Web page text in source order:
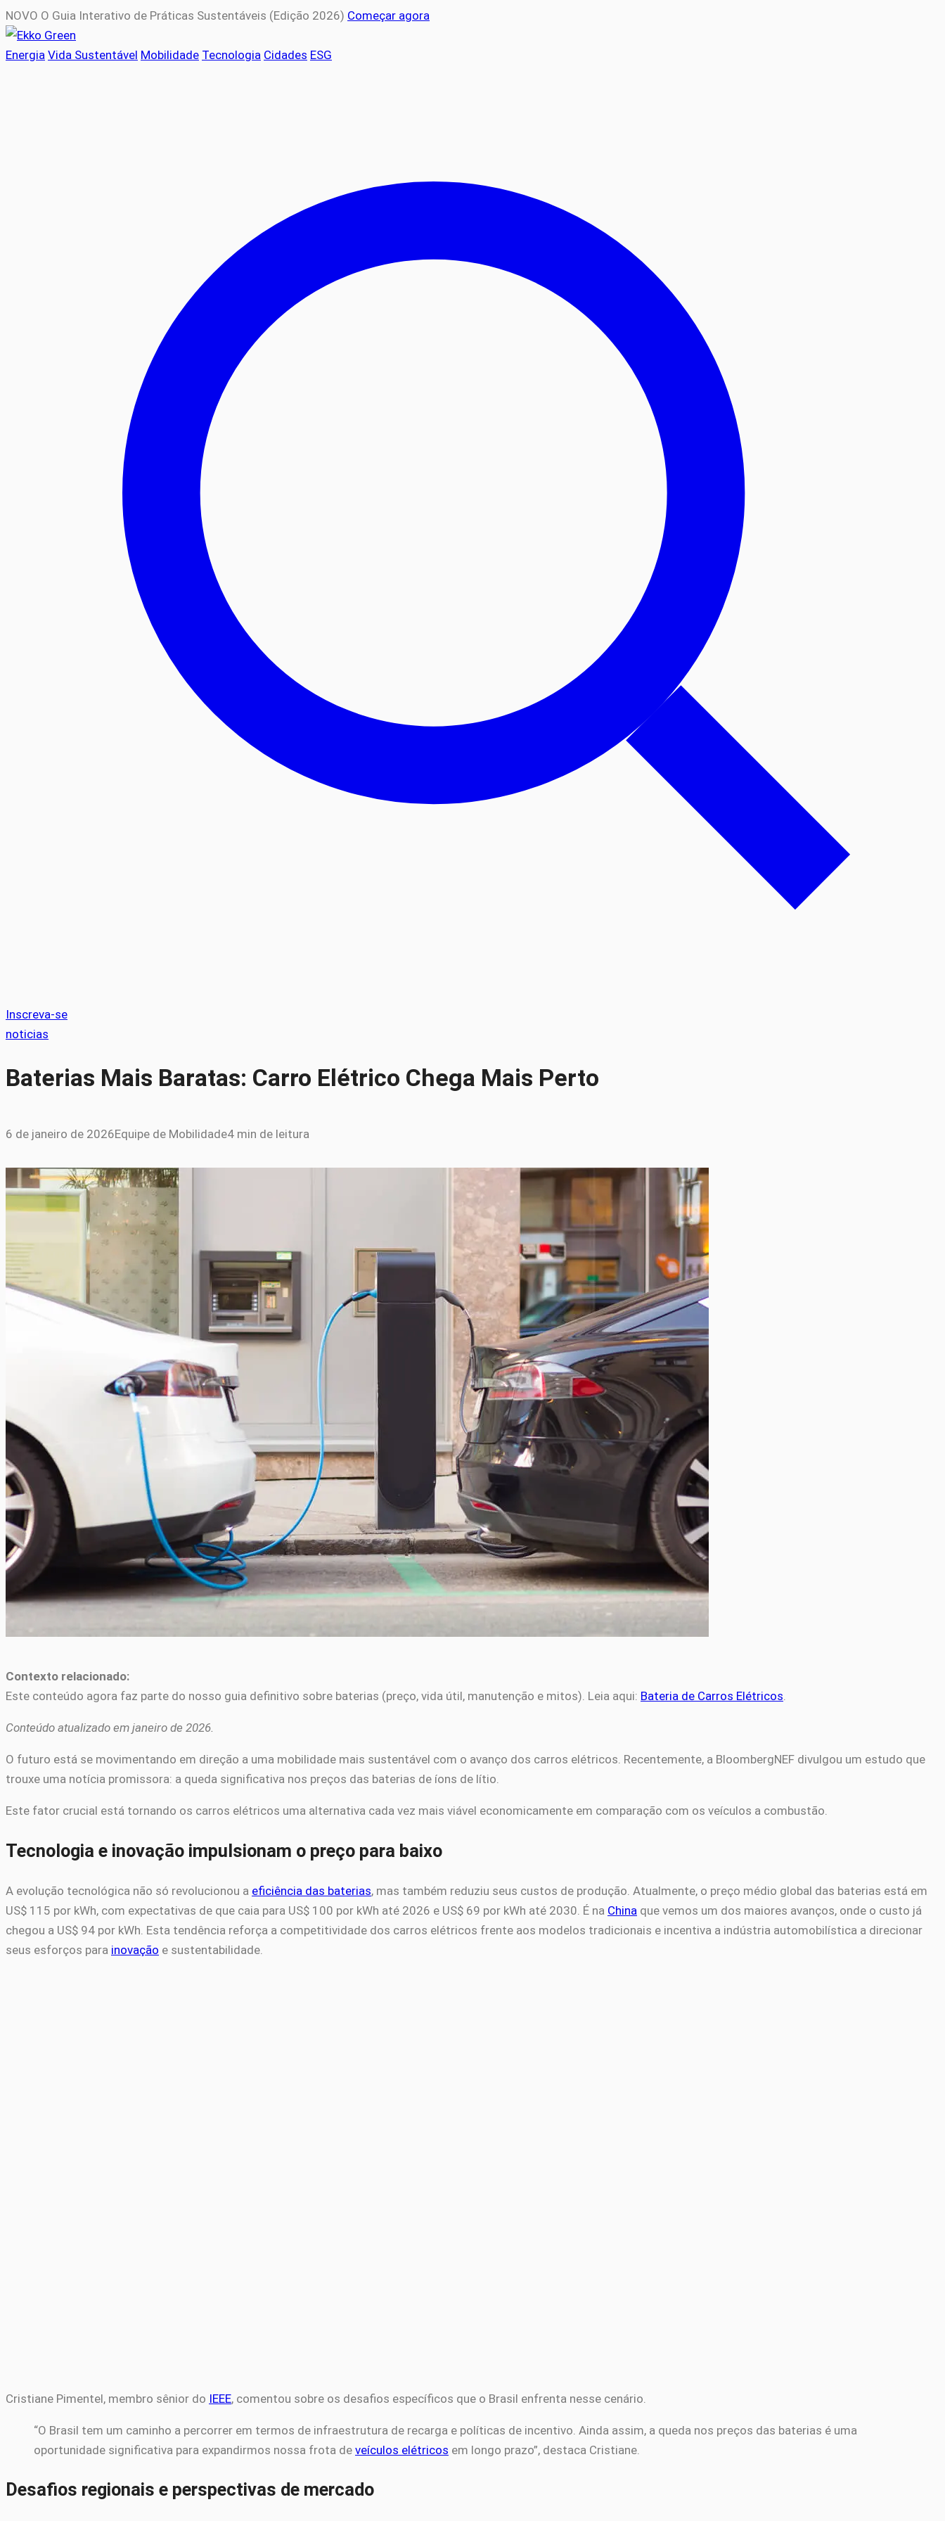
NOVO O Guia Interativo de Práticas Sustentáveis (Edição 2026) Começar agora
Energia Vida Sustentável Mobilidade Tecnologia Cidades ESG
Inscreva-se
noticias
Baterias Mais Baratas: Carro Elétrico Chega Mais Perto
6 de janeiro de 2026Equipe de Mobilidade4 min de leitura
Contexto relacionado:
Este conteúdo agora faz parte do nosso guia definitivo sobre baterias (preço, vida útil, manutenção e mitos). Leia aqui: Bateria de Carros Elétricos.
Conteúdo atualizado em janeiro de 2026.
O futuro está se movimentando em direção a uma mobilidade mais sustentável com o avanço dos carros elétricos. Recentemente, a BloombergNEF divulgou um estudo que
trouxe uma notícia promissora: a queda significativa nos preços das baterias de íons de lítio.
Este fator crucial está tornando os carros elétricos uma alternativa cada vez mais viável economicamente em comparação com os veículos a combustão.
Tecnologia e inovação impulsionam o preço para baixo
A evolução tecnológica não só revolucionou a eficiência das baterias, mas também reduziu seus custos de produção. Atualmente, o preço médio global das baterias está em
US$ 115 por kWh, com expectativas de que caia para US$ 100 por kWh até 2026 e US$ 69 por kWh até 2030. É na China que vemos um dos maiores avanços, onde o custo já
chegou a US$ 94 por kWh. Esta tendência reforça a competitividade dos carros elétricos frente aos modelos tradicionais e incentiva a indústria automobilística a direcionar
seus esforços para inovação e sustentabilidade.
Cristiane Pimentel, membro sênior do IEEE, comentou sobre os desafios específicos que o Brasil enfrenta nesse cenário.
“O Brasil tem um caminho a percorrer em termos de infraestrutura de recarga e políticas de incentivo. Ainda assim, a queda nos preços das baterias é uma
oportunidade significativa para expandirmos nossa frota de veículos elétricos em longo prazo”, destaca Cristiane.
Desafios regionais e perspectivas de mercado